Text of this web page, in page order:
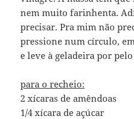
nem muito farinhenta.
precisar. Pra mim não
pressione num círculo,
e leve à geladeira por
para o recheio:
2 xícaras de amêndoas
1/4 xícara de açúcar